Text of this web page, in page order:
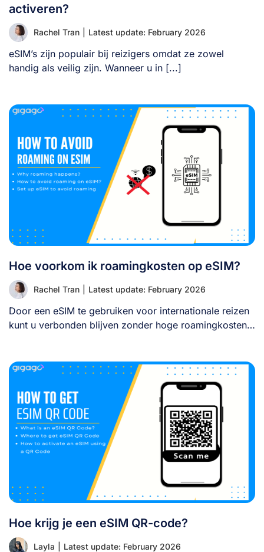
activeren?
Rachel Tran Latest update: February 2026
eSIM’s zijn populair bij reizigers omdat ze zowel
handig als veilig zijn. Wanneer u in [...]
Hoe voorkom ik roamingkosten op eSIM?
Rachel Tran Latest update: February 2026
Door een eSIM te gebruiken voor internationale reizen
kunt u verbonden blijven zonder hoge roamingkosten.
Hoe krijg je een eSIM QR-code?
Layla Latest update: February 2026